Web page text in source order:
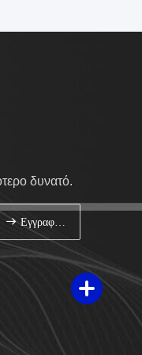
δυνατό.
Εγγραφείτε.